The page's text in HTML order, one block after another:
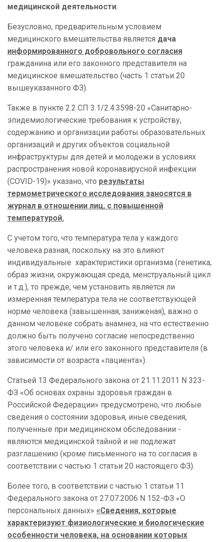
медицинской деятельности.
Безусловно, предварительным условием
медицинского вмешательства является дача
информированного добровольного согласия
гражданина или его законного представителя на
медицинское вмешательство (часть 1 статьи 20
вышеуказанного ФЗ).
Также в пункте 2.2 СП 3.1/2.4.3598-20 «Санитарно-
эпидемиологические требования к устройству,
содержанию и организации работы образовательных
организаций и других объектов социальной
инфраструктуры для детей и молодежи в условиях
распространения новой коронавирусной инфекции
(COVID-19)» указано, что результаты
термометрического исследования заносятся в
журнал в отношении лиц, с повышенной
температурой.
С учетом того, что температура тела у каждого
человека разная, поскольку на это влияют
индивидуальные характеристики организма (генетика,
образ жизни, окружающая среда, менструальный цикл
и т.д.), то прежде, чем установить является ли
измеренная температура тела не соответствующей
норме человека (завышенная, заниженая), важно о
данном человеке собрать анамнез, на что естественно
должно быть получено согласие непосредственно
этого человека и/ или его законного представителя (в
зависимости от возраста «пациента»).
Статьей 13 Федерального закона от 21.11.2011 N 323-
ФЗ «Об основах охраны здоровья граждан в
Российской Федерации» предусмотрено, что любые
сведения о состоянии здоровья, иные сведения,
полученные при медицинском обследовании -
являются медицинской тайной и не подлежат
разглашению (кроме письменного на то согласия в
соответствии с частью 1 статьи 20 настоящего ФЗ).
Более того, в соответствии с частью 1 статьи 11
Федерального закона от 27.07.2006 N 152-ФЗ «О
персональных данных» «Сведения, которые
характеризуют физиологические и биологические
особенности человека, на основании которых